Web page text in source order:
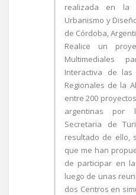
realizada en la
Urbanismo y
de Córdoba,
Realice un
Multimediales
Interactiva de
Regionales de la
entre 200
argentinas por
Secretaria de
resultado de ello,
que me han
de participar en
luego de unas
dos Centros en